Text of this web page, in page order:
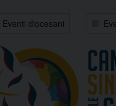
Eventi diocesani